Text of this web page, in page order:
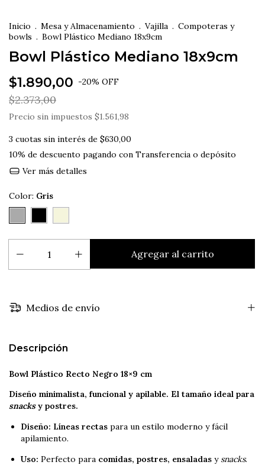
Inicio . Mesa y Almacenamiento . Vajilla . Compoteras y
bowls . Bowl Plástico Mediano 18x9cm
Bowl Plástico Mediano 18x9cm
$1.890,00 -20% OFF
$2.373,00
Precio sin impuestos $1.561,98
3 cuotas sin interés de $630,00
10% de descuento pagando con Transferencia o depósito
Ver más detalles
Color: Gris
Medios de envío
Descripción
Bowl Plástico Recto Negro 18×9 cm
Diseño minimalista, funcional y apilable. El tamaño ideal para
snacksy postres.
Diseño: Líneas rectas para un estilo moderno y fácil
apilamiento.
Uso: Perfecto para comidas, postres, ensaladas y snacks.